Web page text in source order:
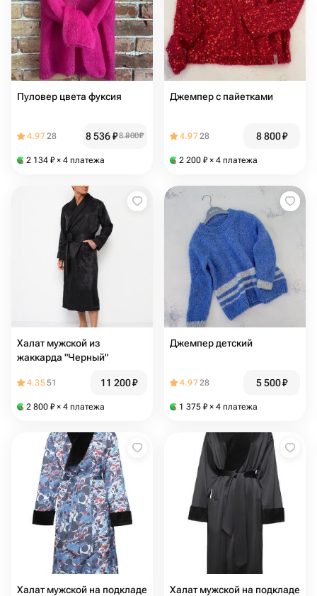
Пуловер цвета фуксия
4.9728 8 536₽8 800₽
2 134 ₽ × 4 платежа
Джемпер с пайетками
4.9728 8 800₽
2 200 ₽ × 4 платежа
Халат мужской из
жаккарда "Черный"
4.3551 11 200₽
2 800 ₽ × 4 платежа
Джемпер детский
4.9728 5 500₽
1 375 ₽ × 4 платежа
Халат мужской на подкладе
Халат мужской на подкладе